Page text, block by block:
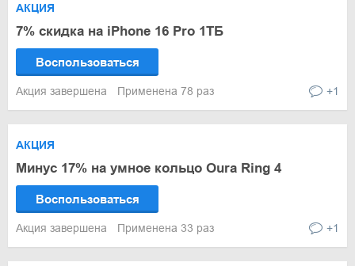
АКЦИЯ
7% скидка на iPhone 16 Pro 1ТБ
Воспользоваться
Акция завершена Применена 78 раз +1
АКЦИЯ
Минус 17% на умное кольцо Oura Ring 4
Воспользоваться
Акция завершена Применена 33 раз +1